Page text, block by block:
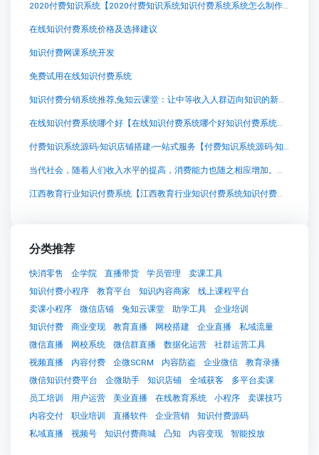
2020付费知识系统【2020付费知识系统知识付费系统系统怎么制作，知识付费系统搭建使用教程】
在线知识付费系统价格及选择建议
知识付费网课系统开发
免费试用在线知识付费系统
知识付费分销系统推荐,兔知云课堂：让中等收入人群迈向知识的新时代
在线知识付费系统哪个好【在线知识付费系统哪个好知识付费系统系统怎么制作，知识付费系统搭建使用教程】
付费知识系统源码-知识店铺搭建-一站式服务【付费知识系统源码-知识店铺搭建-一站式服务知识付费系统系统怎么制作，知识付费系统搭建使用教程】
当代社会，随着人们收入水平的提高，消费能力也随之相应增加。这不仅带来了消费规模的扩张，还推动了消费结构的升级。在新的消费升级浪潮中，学习提升成为核心主题，人们的消费结构由传统的“衣、食、住、行”逐渐向“精神消费”转变。
江西教育行业知识付费系统【江西教育行业知识付费系统知识付费系统系统怎么制作，知识付费系统搭建使用教程】
分类推荐
快消零售 企学院 直播带货 学员管理
卖课工具
知识付费小程序
教育平台 知识内容商家
线上课程平台
卖课小程序
微信店铺 兔知云课堂 助学工具
企业培训
知识付费
商业变现 教育直播 网校搭建 企业直播
私域流量
微信直播
网校系统 微信群直播 数据化运营
社群运营工具
视频直播
内容付费 企微SCRM 内容防盗 企业微信
教育录播
微信知识付费平台
企微助手 知识店铺 全域获客
多平台卖课
员工培训
用户运营 美业直播 在线教育系统 小程序
卖课技巧
内容交付
职业培训 直播软件 企业营销
知识付费源码
私域直播
视频号 知识付费商城 凸知 内容变现 智能投放